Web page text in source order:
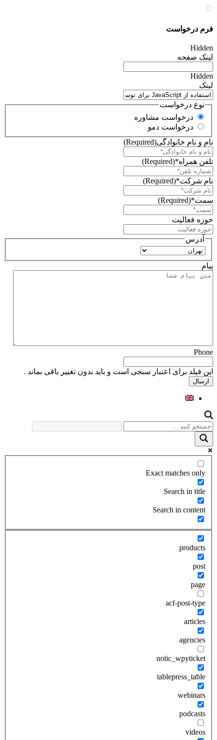
فرم درخواست
Hidden
لینک صفحه
Hidden
لینک
نوع درخواست
درخواست مشاوره
درخواست دمو
نام و نام خانوادگی(Required)
تلفن همراه*(Required)
نام شرکت*(Required)
سمت*(Required)
حوزه فعالیت
آدرس
استان
پیام
Phone
این فیلد برای اعتبار سنجی است و باید بدون تغییر باقی بماند .
Exact matches only
Search in title
Search in content
products
post
page
acf-post-type
articles
agencies
notic_wpyticket
tablepress_table
webinars
podcasts
videos